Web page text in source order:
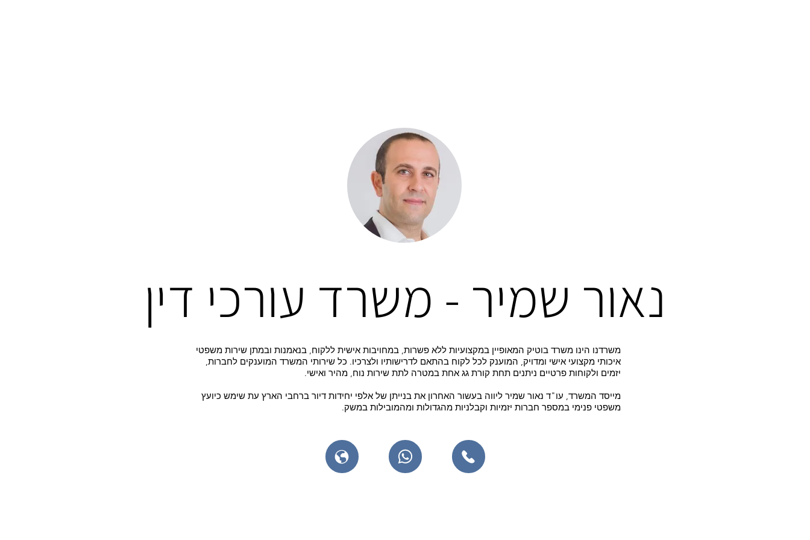
נאור שמיר - משרד עורכי דין
משרדנו הינו משרד בוטיק המאופיין במקצועיות ללא פשרות, במחויבות אישית ללקוח, בנאמנות ובמתן שירות משפטי
איכותי מקצועי אישי ומדויק, המוענק לכל לקוח בהתאם לדרישותיו ולצרכיו. כל שירותי המשרד המוענקים לחברות,
יזמים ולקוחות פרטיים ניתנים תחת קורת גג אחת במטרה לתת שירות נוח, מהיר ואישי.
מייסד המשרד, עו"ד נאור שמיר ליווה בעשור האחרון את בנייתן של אלפי יחידות דיור ברחבי הארץ עת שימש כיועץ
משפטי פנימי במספר חברות יזמיות וקבלניות מהגדולות ומהמובילות במשק.